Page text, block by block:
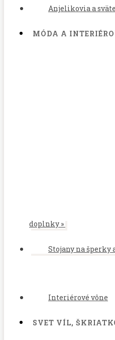
Anjelikovia a
MÓDA A
doplnky »
Stojany na šperky
Interiérové vône
SVET VÍL,